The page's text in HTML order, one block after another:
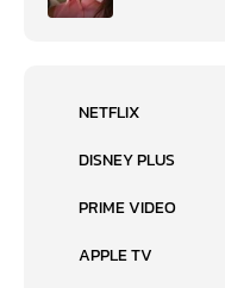
NETFLIX
DISNEY PLUS
PRIME VIDEO
APPLE TV